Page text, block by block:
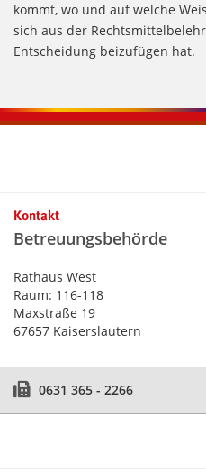
kommt, wo und auf welche
sich aus der
Entscheidung beizufügen hat.
Kontakt
Betreuungsbehörde
Rathaus West
Raum: 116-118
Maxstraße 19
67657 Kaiserslautern
0631 365 - 2266